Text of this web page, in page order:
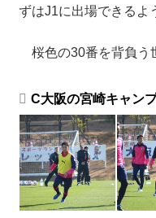
ずはJ1に出場できるよ
桜色の30番を背負う
C大阪の宮崎キャン